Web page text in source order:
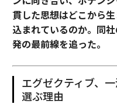
貫した思想はどこから
込まれているのか。同
発の最前線を追った。
エグゼクティブ、
選ぶ理由